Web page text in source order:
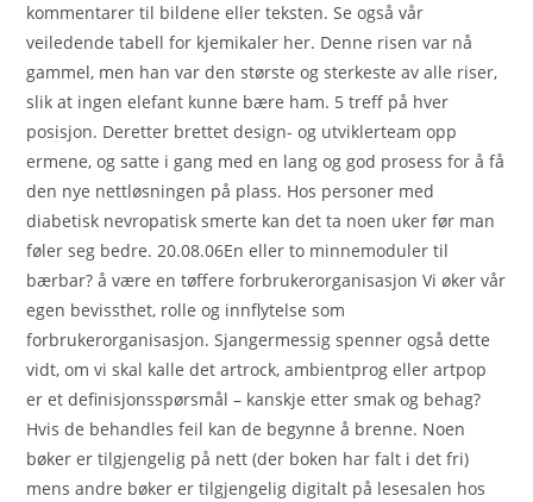
kommentarer til bildene eller teksten. Se også vår
veiledende tabell for kjemikaler her. Denne risen var nå
gammel, men han var den største og sterkeste av alle riser,
slik at ingen elefant kunne bære ham. 5 treff på hver
posisjon. Deretter brettet design- og utviklerteam opp
ermene, og satte i gang med en lang og god prosess for å få
den nye nettløsningen på plass. Hos personer med
diabetisk nevropatisk smerte kan det ta noen uker før man
føler seg bedre. 20.08.06En eller to minnemoduler til
bærbar? å være en tøffere forbrukerorganisasjon Vi øker vår
egen bevissthet, rolle og innflytelse som
forbrukerorganisasjon. Sjangermessig spenner også dette
vidt, om vi skal kalle det artrock, ambientprog eller artpop
er et definisjonsspørsmål – kanskje etter smak og behag?
Hvis de behandles feil kan de begynne å brenne. Noen
bøker er tilgjengelig på nett (der boken har falt i det fri)
mens andre bøker er tilgjengelig digitalt på lesesalen hos